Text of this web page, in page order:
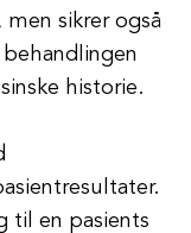
sikrer også
historie.
til en pasients